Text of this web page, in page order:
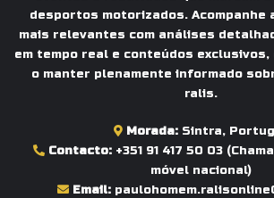
desportos motorizados. Acompanhe
mais relevantes com análises
em tempo real e conteúdos exclusivos,
o manter plenamente informado
ralis.
Morada: Sintra,
Contacto: +351 91 417 50 03
móvel nacional)
Email: